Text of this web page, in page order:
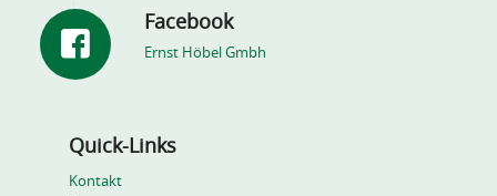
Facebook
Ernst Höbel Gmbh
Quick-Links
Kontakt